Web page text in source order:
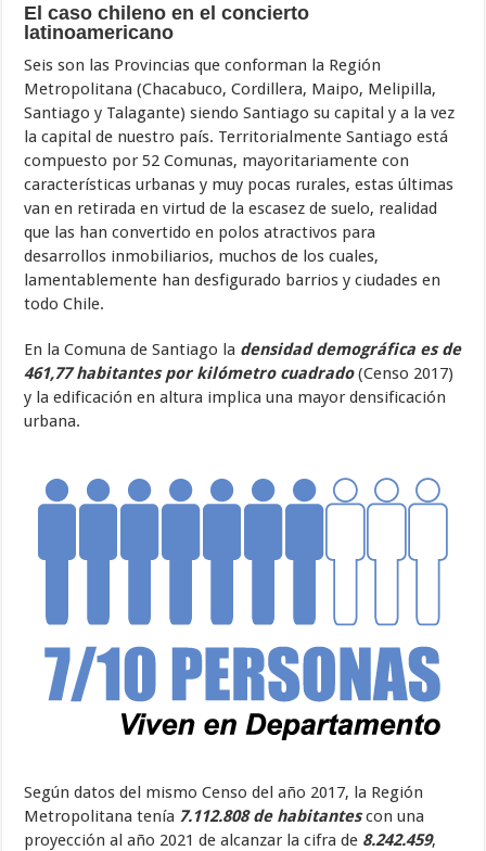
El caso chileno en el concierto
latinoamericano
Seis son las Provincias que conforman la Región
Metropolitana (Chacabuco, Cordillera, Maipo, Melipilla,
Santiago y Talagante) siendo Santiago su capital y a la vez
la capital de nuestro país. Territorialmente Santiago está
compuesto por 52 Comunas, mayoritariamente con
características urbanas y muy pocas rurales, estas últimas
van en retirada en virtud de la escasez de suelo, realidad
que las han convertido en polos atractivos para
desarrollos inmobiliarios, muchos de los cuales,
lamentablemente han desfigurado barrios y ciudades en
todo Chile.
En la Comuna de Santiago la densidad demográfica es de
461,77 habitantes por kilómetro cuadrado(Censo 2017)
y la edificación en altura implica una mayor densificación
urbana.
Según datos del mismo Censo del año 2017, la Región
Metropolitana tenía 7.112.808 de habitantescon una
proyección al año 2021 de alcanzar la cifra de 8.242.459,